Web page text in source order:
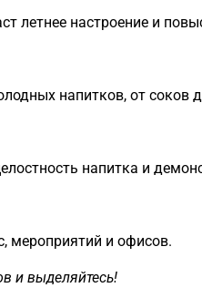
летнее настроение и
напитков, от соков
напитка и
мероприятий и офисов.
и выделяйтесь!